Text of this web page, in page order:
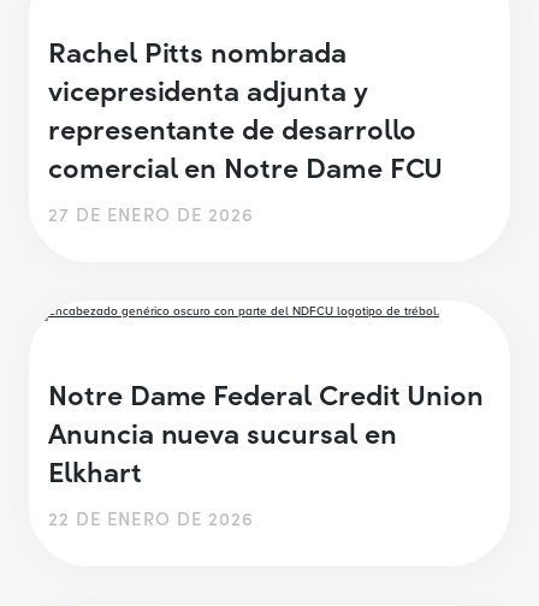
Rachel Pitts nombrada
vicepresidenta adjunta y
representante de desarrollo
comercial en Notre Dame FCU
27 DE ENERO DE 2026
Notre Dame Federal Credit Union
Anuncia nueva sucursal en
Elkhart
22 DE ENERO DE 2026